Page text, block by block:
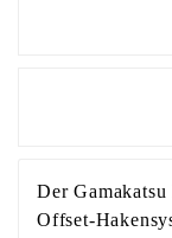
Der
Offset-